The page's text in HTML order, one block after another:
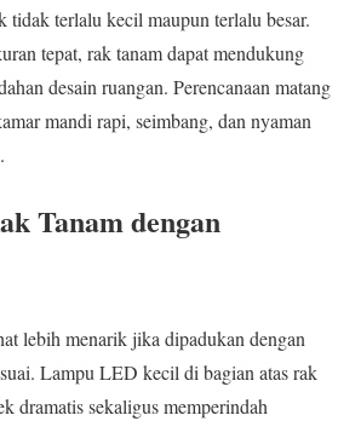
tidak terlalu kecil maupun terlalu besar.
tepat, rak tanam dapat mendukung
desain ruangan. Perencanaan matang
mandi rapi, seimbang, dan nyaman
Tanam dengan
lebih menarik jika dipadukan dengan
Lampu LED kecil di bagian atas rak
dramatis sekaligus memperindah